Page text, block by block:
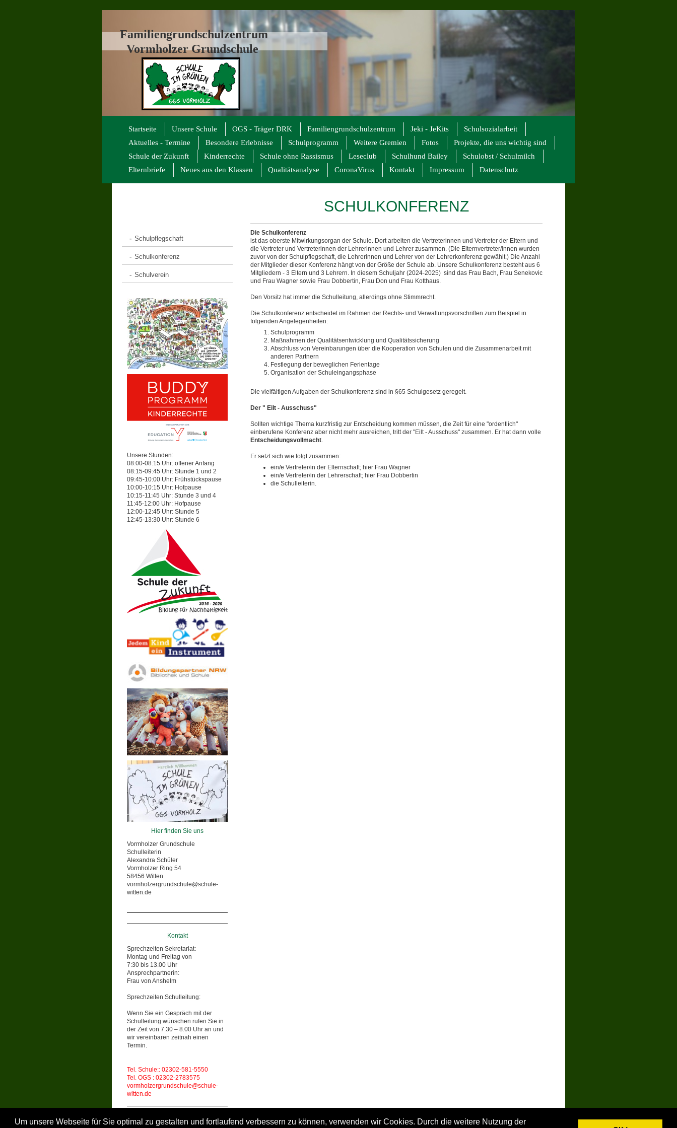
Um unsere Webseite für Sie optimal zu gestalten und fortlaufend verbessern zu können, verwenden wir Cookies. Durch die weitere Nutzung der
Familiengrundschulzentrum
Vormholzer Grundschule
Startseite Unsere Schule OGS - Träger DRK Familiengrundschulzentrum Jeki - JeKits
Schulsozialarbeit
Aktuelles - Termine
Besondere Erlebnisse Schulprogramm Weitere Gremien Fotos
Projekte, die uns wichtig sind
Schule der Zukunft
Kinderrechte Schule ohne Rassismus Leseclub Schulhund Bailey
Schulobst / Schulmilch
Elternbriefe
Neues aus den Klassen Qualitätsanalyse CoronaVirus Kontakt Impressum Datenschutz
Schulpflegschaft
Schulkonferenz
Schulverein
Unsere Stunden:
08:00-08:15 Uhr: offener Anfang
08:15-09:45 Uhr: Stunde 1 und 2
09:45-10:00 Uhr: Frühstückspause
10:00-10:15 Uhr: Hofpause
10:15-11:45 Uhr: Stunde 3 und 4
11:45-12:00 Uhr: Hofpause
12:00-12:45 Uhr: Stunde 5
12:45-13:30 Uhr: Stunde 6
Hier finden Sie uns
Vormholzer Grundschule
Schulleiterin
Alexandra Schüler
Vormholzer Ring 54
58456 Witten
vormholzergrundschule@schule-
witten.de
Kontakt
Sprechzeiten Sekretariat:
Montag und Freitag von
7:30 bis 13.00 Uhr
Ansprechpartnerin:
Frau von Anshelm
Sprechzeiten Schulleitung:
Wenn Sie ein Gespräch mit der
Schulleitung wünschen rufen Sie in
der Zeit von 7.30 – 8.00 Uhr an und
wir vereinbaren zeitnah einen
Termin.
Tel. Schule:: 02302-581-5550
Tel. OGS : 02302-2783575
vormholzergrundschule@schule-
witten.de
SCHULKONFERENZ
Die Schulkonferenz
ist das oberste Mitwirkungsorgan der Schule. Dort arbeiten die Vertreterinnen und Vertreter der Eltern und
die Vertreter und Vertreterinnen der Lehrerinnen und Lehrer zusammen. (Die Elternvertreter/innen wurden
zuvor von der Schulpflegschaft, die Lehrerinnen und Lehrer von der Lehrerkonferenz gewählt.) Die Anzahl
der Mitglieder dieser Konferenz hängt von der Größe der Schule ab. Unsere Schulkonferenz besteht aus 6
Mitgliedern - 3 Eltern und 3 Lehrern. In diesem Schuljahr (2024-2025) sind das Frau Bach, Frau Senekovic
und Frau Wagner sowie Frau Dobbertin, Frau Don und Frau Kotthaus.
Den Vorsitz hat immer die Schulleitung, allerdings ohne Stimmrecht.
Die Schulkonferenz entscheidet im Rahmen der Rechts- und Verwaltungsvorschriften zum Beispiel in
folgenden Angelegenheiten:
Schulprogramm
Maßnahmen der Qualitätsentwicklung und Qualitätssicherung
Abschluss von Vereinbarungen über die Kooperation von Schulen und die Zusammenarbeit mit
anderen Partnern
Festlegung der beweglichen Ferientage
Organisation der Schuleingangsphase
Die vielfältigen Aufgaben der Schulkonferenz sind in §65 Schulgesetz geregelt.
Der " Eilt - Ausschuss"
Sollten wichtige Thema kurzfristig zur Entscheidung kommen müssen, die Zeit für eine "ordentlich"
einberufene Konferenz aber nicht mehr ausreichen, tritt der "Eilt - Ausschuss" zusammen. Er hat dann volle
Entscheidungsvollmacht.
Er setzt sich wie folgt zusammen:
ein/e Vertreter/in der Elternschaft; hier Frau Wagner
ein/e Vertreter/in der Lehrerschaft; hier Frau Dobbertin
die Schulleiterin.